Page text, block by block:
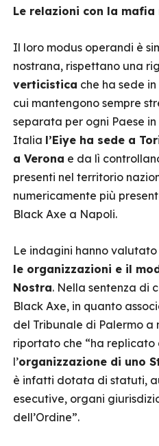
Le relazioni con la mafia
Il loro modus operandi è
nostrana, rispettano una
verticistica che ha sede
cui mantengono sempre
separata per ogni Paese
Italia l’Eiye ha sede a
a Verona e da lì
presenti nel territorio
numericamente più
Black Axe a Napoli.
Le indagini hanno valutato
le organizzazioni e il
Nostra. Nella sentenza di
Black Axe, in quanto
del Tribunale di Palermo a
riportato che “ha replicato
l’organizzazione di uno
è infatti dotata di statuti,
esecutive, organi
dell’Ordine”.